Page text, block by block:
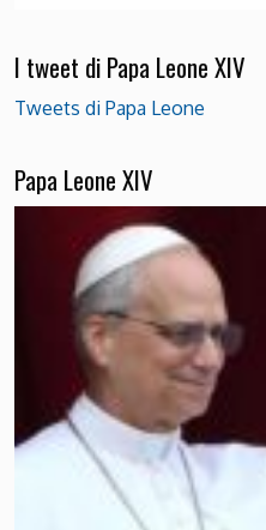
I tweet di Papa Leone XIV
Tweets di Papa Leone
Papa Leone XIV